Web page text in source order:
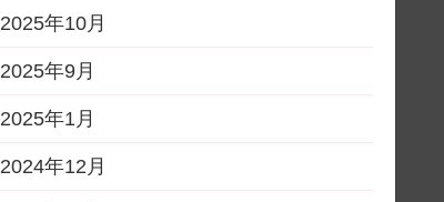
2025年10月
2025年9月
2025年1月
2024年12月